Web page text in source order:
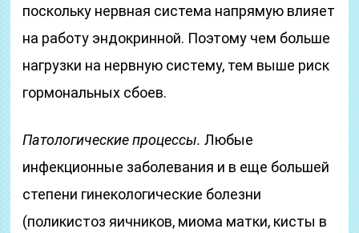
поскольку нервная система напрямую влияет
на работу эндокринной. Поэтому чем больше
нагрузки на нервную систему, тем выше риск
гормональных сбоев.
Патологические процессы. Любые
инфекционные заболевания и в еще большей
степени гинекологические болезни
(поликистоз яичников, миома матки, кисты в